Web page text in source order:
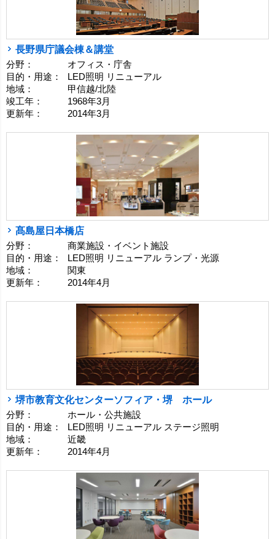
長野県庁議会棟＆講堂
分野：
オフィス・庁舎
目的・用途：
LED照明 リニューアル
地域：
甲信越/北陸
竣工年：
1968年3月
更新年：
2014年3月
髙島屋日本橋店
分野：
商業施設・イベント施設
目的・用途：
LED照明 リニューアル ランプ・光源
地域：
関東
更新年：
2014年4月
堺市教育文化センターソフィア・堺 ホール
分野：
ホール・公共施設
目的・用途：
LED照明 リニューアル ステージ照明
地域：
近畿
更新年：
2014年4月